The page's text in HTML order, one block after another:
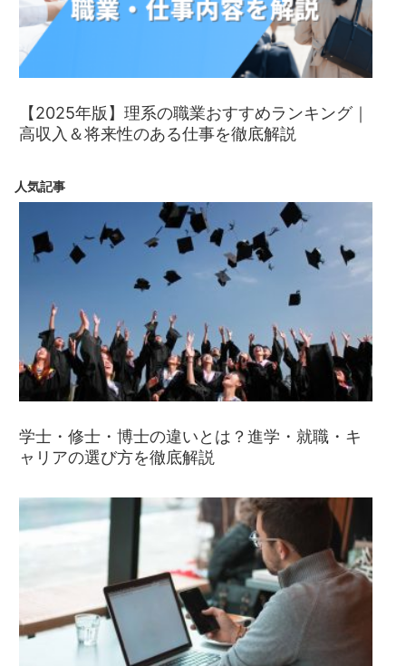
【2025年版】理系の職業おすすめランキング｜
高収入＆将来性のある仕事を徹底解説
人気記事
学士・修士・博士の違いとは？進学・就職・キ
ャリアの選び方を徹底解説